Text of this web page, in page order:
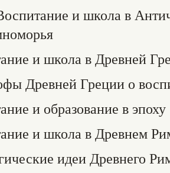
и школа в
и школа в Древней
Древней Греции о
и образование в
и школа в Древнем
идеи Древнего